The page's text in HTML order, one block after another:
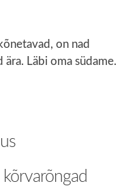
on nad
ära. Läbi oma südame.
kõrvarõngad